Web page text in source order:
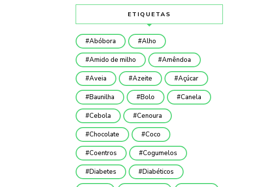
ETIQUETAS
Abóbora Alho
Amido de milho Amêndoa
Aveia Azeite Açúcar
Baunilha Bolo Canela
Cebola Cenoura
Chocolate Coco
Coentros Cogumelos
Diabetes Diabéticos